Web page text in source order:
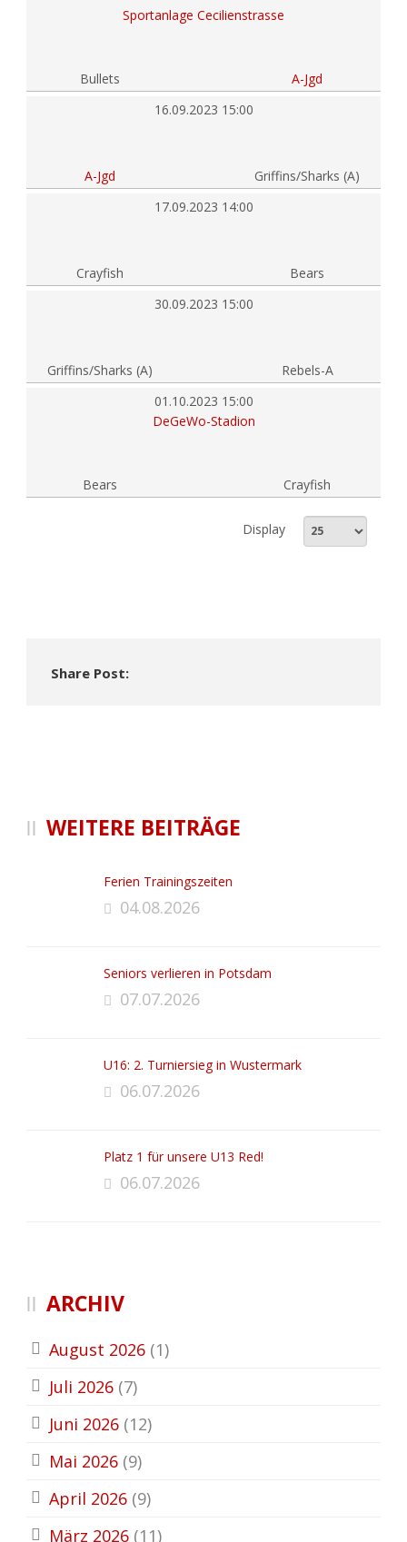
Sportanlage Cecilienstrasse
Bullets
A-Jgd
16.09.2023 15:00
A-Jgd
Griffins/Sharks (A)
17.09.2023 14:00
Crayfish
Bears
30.09.2023 15:00
Griffins/Sharks (A)
Rebels-A
01.10.2023 15:00
DeGeWo-Stadion
Bears Crayfish
Display
Share Post:
WEITERE BEITRÄGE
Ferien Trainingszeiten
04.08.2026
Seniors verlieren in Potsdam
07.07.2026
U16: 2. Turniersieg in Wustermark
06.07.2026
Platz 1 für unsere U13 Red!
06.07.2026
ARCHIV
August 2026 (1)
Juli 2026 (7)
Juni 2026 (12)
Mai 2026 (9)
April 2026 (9)
März 2026 (11)